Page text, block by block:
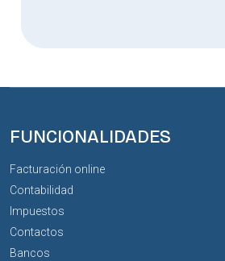
FUNCIONALIDADES
Facturación online
Contabilidad
Impuestos
Contactos
Bancos